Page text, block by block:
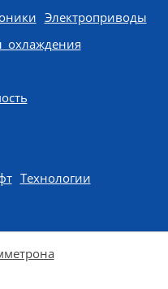
Электроприводы
охлаждения
Технологии